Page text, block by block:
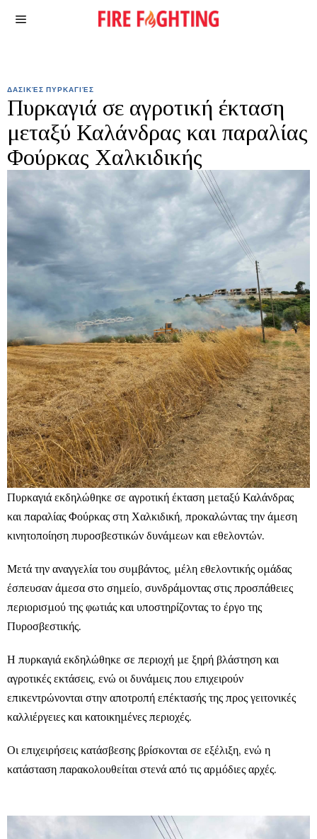
ΔΑΣΙΚΈΣ ΠΥΡΚΑΓΙΈΣ
Πυρκαγιά σε αγροτική έκταση
μεταξύ Καλάνδρας και παραλίας
Φούρκας Χαλκιδικής
Πυρκαγιά εκδηλώθηκε σε αγροτική έκταση μεταξύ Καλάνδρας
και παραλίας Φούρκας στη Χαλκιδική, προκαλώντας την άμεση
κινητοποίηση πυροσβεστικών δυνάμεων και εθελοντών.
Μετά την αναγγελία του συμβάντος, μέλη εθελοντικής ομάδας
έσπευσαν άμεσα στο σημείο, συνδράμοντας στις προσπάθειες
περιορισμού της φωτιάς και υποστηρίζοντας το έργο της
Πυροσβεστικής.
Η πυρκαγιά εκδηλώθηκε σε περιοχή με ξηρή βλάστηση και
αγροτικές εκτάσεις, ενώ οι δυνάμεις που επιχειρούν
επικεντρώνονται στην αποτροπή επέκτασής της προς γειτονικές
καλλιέργειες και κατοικημένες περιοχές.
Οι επιχειρήσεις κατάσβεσης βρίσκονται σε εξέλιξη, ενώ η
κατάσταση παρακολουθείται στενά από τις αρμόδιες αρχές.